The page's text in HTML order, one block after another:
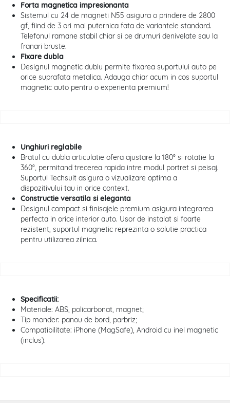
Forta magnetica impresionanta
Sistemul cu 24 de magneti N55 asigura o prindere de 2800
gf, fiind de 3 ori mai puternica fata de variantele standard.
Telefonul ramane stabil chiar si pe drumuri denivelate sau la
franari bruste.
Fixare dubla
Designul magnetic dublu permite fixarea suportului auto pe
orice suprafata metalica. Adauga chiar acum in cos suportul
magnetic auto pentru o experienta premium!
Unghiuri reglabile
Bratul cu dubla articulatie ofera ajustare la 180° si rotatie la
360°, permitand trecerea rapida intre modul portret si peisaj.
Suportul Techsuit asigura o vizualizare optima a
dispozitivului tau in orice context.
Constructie versatila si eleganta
Designul compact si finisajele premium asigura integrarea
perfecta in orice interior auto. Usor de instalat si foarte
rezistent, suportul magnetic reprezinta o solutie practica
pentru utilizarea zilnica.
Specificatii:
Materiale: ABS, policarbonat, magnet;
Tip monder: panou de bord, parbriz;
Compatibilitate: iPhone (MagSafe), Android cu inel magnetic
(inclus).